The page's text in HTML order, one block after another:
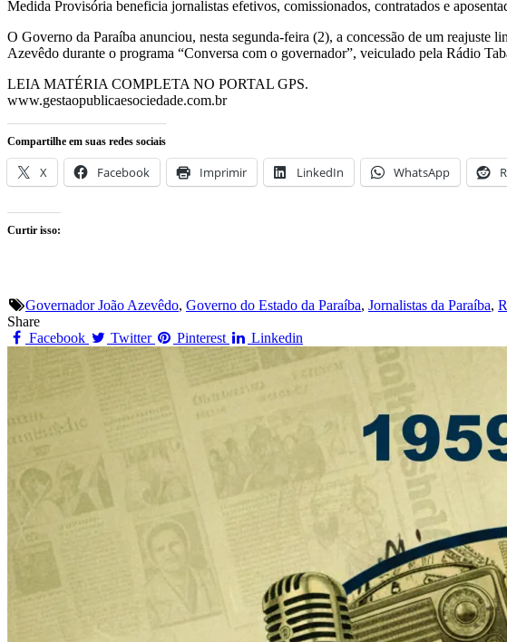
Medida Provisória beneficia jornalistas efetivos, comissionados, contratados e
O Governo da Paraíba anunciou, nesta segunda-feira (2), a concessão de um reajuste
Azevêdo durante o programa “Conversa com o governador”, veiculado pela Rádio
LEIA MATÉRIA COMPLETA NO PORTAL GPS.
www.gestaopublicaesociedade.com.br
Compartilhe em suas redes sociais
X Facebook Imprimir LinkedIn WhatsApp
Curtir isso:
Governador João Azevêdo, Governo do Estado da Paraíba, Jornalistas da Paraíba,
Share
Facebook
Twitter Pinterest Linkedin